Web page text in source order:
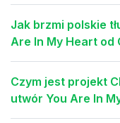
Jak brzmi polskie
Are In My Heart od
Czym jest projekt
utwór You Are In